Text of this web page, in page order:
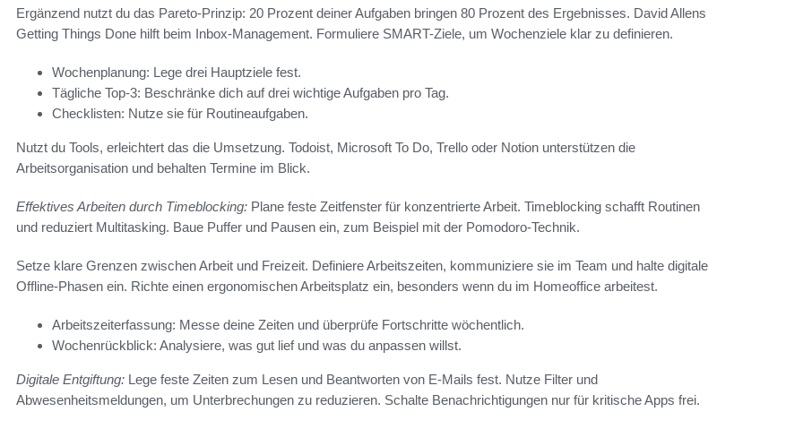
Ergänzend nutzt du das Pareto-Prinzip: 20 Prozent deiner Aufgaben bringen 80 Prozent des Ergebnisses. David Allens
Getting Things Done hilft beim Inbox-Management. Formuliere SMART-Ziele, um Wochenziele klar zu definieren.
Wochenplanung: Lege drei Hauptziele fest.
Tägliche Top-3: Beschränke dich auf drei wichtige Aufgaben pro Tag.
Checklisten: Nutze sie für Routineaufgaben.
Nutzt du Tools, erleichtert das die Umsetzung. Todoist, Microsoft To Do, Trello oder Notion unterstützen die
Arbeitsorganisation und behalten Termine im Blick.
Effektives Arbeiten durch Timeblocking: Plane feste Zeitfenster für konzentrierte Arbeit. Timeblocking schafft Routinen
und reduziert Multitasking. Baue Puffer und Pausen ein, zum Beispiel mit der Pomodoro-Technik.
Setze klare Grenzen zwischen Arbeit und Freizeit. Definiere Arbeitszeiten, kommuniziere sie im Team und halte digitale
Offline-Phasen ein. Richte einen ergonomischen Arbeitsplatz ein, besonders wenn du im Homeoffice arbeitest.
Arbeitszeiterfassung: Messe deine Zeiten und überprüfe Fortschritte wöchentlich.
Wochenrückblick: Analysiere, was gut lief und was du anpassen willst.
Digitale Entgiftung: Lege feste Zeiten zum Lesen und Beantworten von E-Mails fest. Nutze Filter und
Abwesenheitsmeldungen, um Unterbrechungen zu reduzieren. Schalte Benachrichtigungen nur für kritische Apps frei.